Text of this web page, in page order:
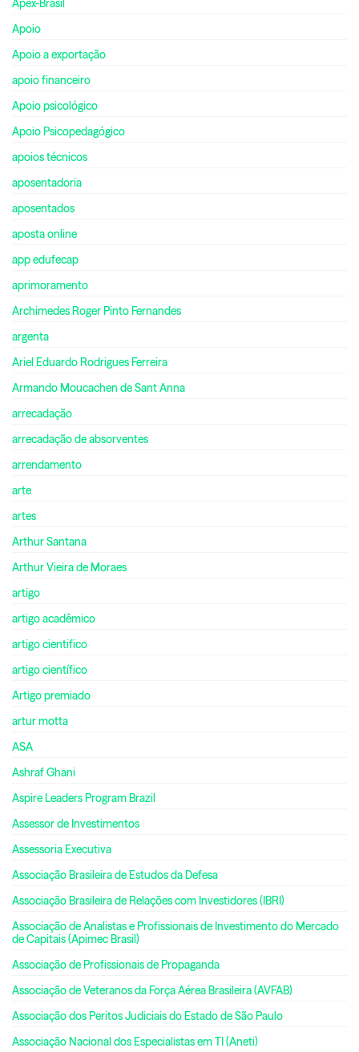
Apex-Brasil
Apoio
Apoio a exportação
apoio financeiro
Apoio psicológico
Apoio Psicopedagógico
apoios técnicos
aposentadoria
aposentados
aposta online
app edufecap
aprimoramento
Archimedes Roger Pinto Fernandes
argenta
Ariel Eduardo Rodrigues Ferreira
Armando Moucachen de Sant Anna
arrecadação
arrecadação de absorventes
arrendamento
arte
artes
Arthur Santana
Arthur Vieira de Moraes
artigo
artigo acadêmico
artigo cientifico
artigo científico
Artigo premiado
artur motta
ASA
Ashraf Ghani
Aspire Leaders Program Brazil
Assessor de Investimentos
Assessoria Executiva
Associação Brasileira de Estudos da Defesa
Associação Brasileira de Relações com Investidores (IBRI)
Associação de Analistas e Profissionais de Investimento do Mercado
de Capitais (Apimec Brasil)
Associação de Profissionais de Propaganda
Associação de Veteranos da Força Aérea Brasileira (AVFAB)
Associação dos Peritos Judiciais do Estado de São Paulo
Associação Nacional dos Especialistas em TI (Aneti)